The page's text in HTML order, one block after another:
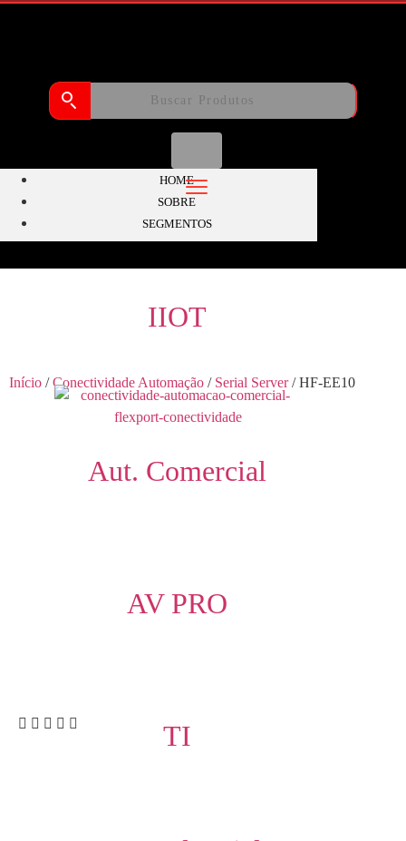
HOME
SOBRE
SEGMENTOS
IIOT
Aut. Comercial
AV PRO
TI
Início /Conectividade Automação / Serial Server/ HF-EE10